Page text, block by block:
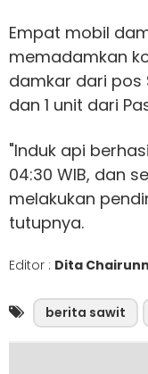
Empat mobil
memadamkan
damkar dari pos
dan 1 unit dari
"Induk api
04:30 WIB, dan
melakukan
tutupnya.
Editor : Dita
berita sawit